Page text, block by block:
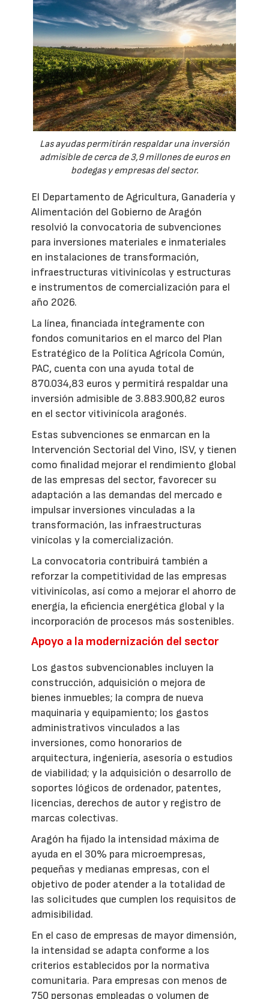
Las ayudas permitirán respaldar una inversión
admisible de cerca de 3,9 millones de euros en
bodegas y empresas del sector.
El Departamento de Agricultura, Ganadería y
Alimentación del Gobierno de Aragón
resolvió la convocatoria de subvenciones
para inversiones materiales e inmateriales
en instalaciones de transformación,
infraestructuras vitivinícolas y estructuras
e instrumentos de comercialización para el
año 2026.
La línea, financiada íntegramente con
fondos comunitarios en el marco del Plan
Estratégico de la Política Agrícola Común,
PAC, cuenta con una ayuda total de
870.034,83 euros y permitirá respaldar una
inversión admisible de 3.883.900,82 euros
en el sector vitivinícola aragonés.
Estas subvenciones se enmarcan en la
Intervención Sectorial del Vino, ISV, y tienen
como finalidad mejorar el rendimiento global
de las empresas del sector, favorecer su
adaptación a las demandas del mercado e
impulsar inversiones vinculadas a la
transformación, las infraestructuras
vinícolas y la comercialización.
La convocatoria contribuirá también a
reforzar la competitividad de las empresas
vitivinícolas, así como a mejorar el ahorro de
energía, la eficiencia energética global y la
incorporación de procesos más sostenibles.
Apoyo a la modernización del sector
Los gastos subvencionables incluyen la
construcción, adquisición o mejora de
bienes inmuebles; la compra de nueva
maquinaria y equipamiento; los gastos
administrativos vinculados a las
inversiones, como honorarios de
arquitectura, ingeniería, asesoría o estudios
de viabilidad; y la adquisición o desarrollo de
soportes lógicos de ordenador, patentes,
licencias, derechos de autor y registro de
marcas colectivas.
Aragón ha fijado la intensidad máxima de
ayuda en el 30% para microempresas,
pequeñas y medianas empresas, con el
objetivo de poder atender a la totalidad de
las solicitudes que cumplen los requisitos de
admisibilidad.
En el caso de empresas de mayor dimensión,
la intensidad se adapta conforme a los
criterios establecidos por la normativa
comunitaria. Para empresas con menos de
750 personas empleadas o volumen de